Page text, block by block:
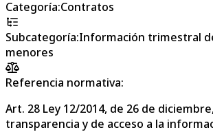
Categoría:Contratos
Subcategoría:Información trimestral
menores
Referencia normativa:
Art. 28 Ley 12/2014, de 26 de
transparencia y de acceso a la